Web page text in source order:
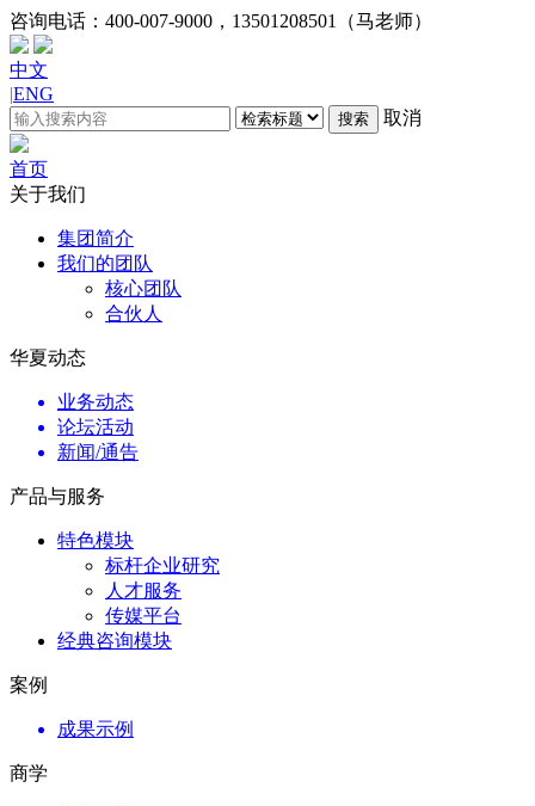
咨询电话： 400-007-9000，13501208501（马老师）
中文
|ENG
搜索 取消
首页
关于我们
集团简介
我们的团队
核心团队
合伙人
华夏动态
业务动态
论坛活动
新闻/通告
产品与服务
特色模块
标杆企业研究
人才服务
传媒平台
经典咨询模块
案例
成果示例
商学